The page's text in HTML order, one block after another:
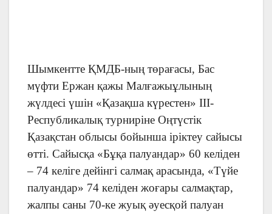
Шымкентте ҚМДБ-ның төрағасы, Бас
мүфти Ержан қажы Малғажыұлының
жүлдесі үшін «Қазақша күрестен» III-
Республикалық турниріне Оңтүстік
Қазақстан облысы бойынша іріктеу сайысы
өтті. Сайысқа «Бұқа палуандар» 60 келіден
– 74 келіге дейінгі салмақ арасында, «Түйе
палуандар» 74 келіден жоғары салмақтар,
жалпы саны 70-ке жуық әуесқой палуан